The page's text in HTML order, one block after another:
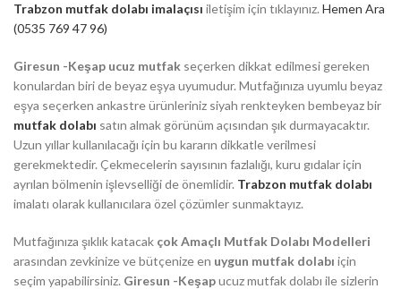
Trabzon mutfak dolabı imalaçısı iletişim için tıklayınız. Hemen Ara
(0535 769 47 96)
Giresun -Keşap ucuz mutfak seçerken dikkat edilmesi gereken
konulardan biri de beyaz eşya uyumudur. Mutfağınıza uyumlu beyaz
eşya seçerken ankastre ürünleriniz siyah renkteyken bembeyaz bir
mutfak dolabı satın almak görünüm açısından şık durmayacaktır.
Uzun yıllar kullanılacağı için bu kararın dikkatle verilmesi
gerekmektedir. Çekmecelerin sayısının fazlalığı, kuru gıdalar için
ayrılan bölmenin işlevselliği de önemlidir. Trabzon mutfak dolabı
imalatı olarak kullanıcılara özel çözümler sunmaktayız.
Mutfağınıza şıklık katacak çok Amaçlı Mutfak Dolabı Modelleri
arasından zevkinize ve bütçenize en uygun mutfak dolabı için
seçim yapabilirsiniz. Giresun -Keşapucuz mutfak dolabı ile sizlerin